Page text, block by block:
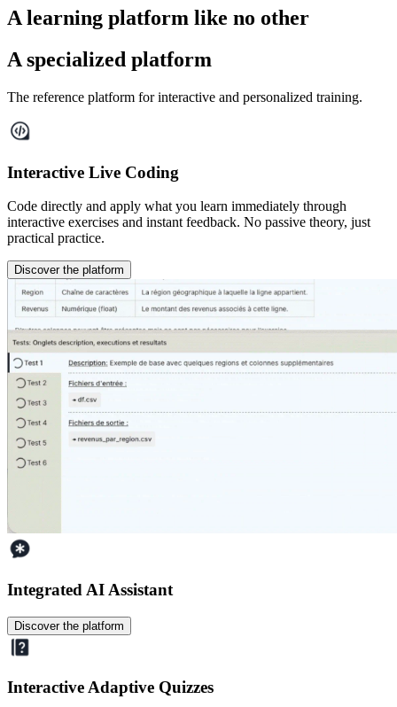
A learning platform like no other
A specialized platform
The reference platform for interactive and personalized training.
Interactive Live Coding
Code directly and apply what you learn immediately through
interactive exercises and instant feedback. No passive theory, just
practical practice.
Discover the platform
Integrated AI Assistant
Discover the platform
Interactive Adaptive Quizzes